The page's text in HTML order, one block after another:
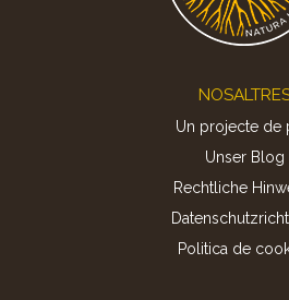
Un projecte de
Unser Blog
Rechtliche
Politica de